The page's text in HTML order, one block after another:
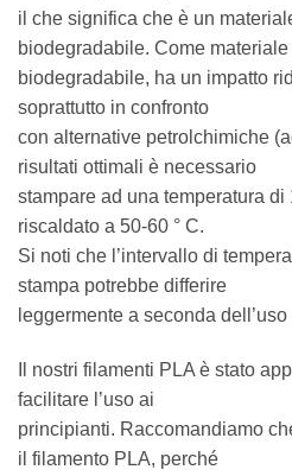
il che significa che è un
biodegradabile. Come materiale
biodegradabile, ha un impatto
soprattutto in confronto
con alternative petrolchimiche
risultati ottimali è necessario
stampare ad una temperatura di
riscaldato a 50-60 ° C.
Si noti che l’intervallo di
stampa potrebbe differire
leggermente a seconda
Il nostri filamenti PLA è stato
facilitare l’uso ai
principianti. Raccomandiamo
il filamento PLA, perché